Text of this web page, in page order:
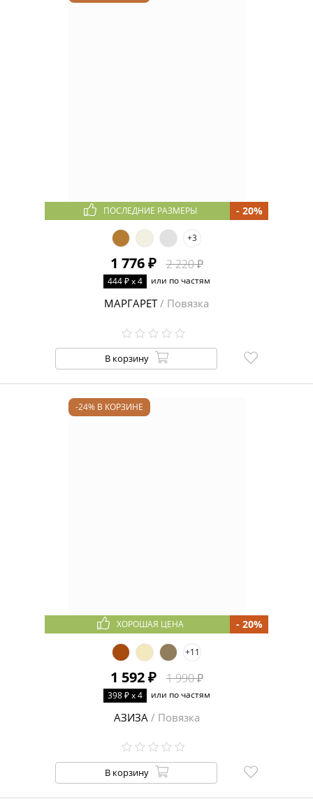
ПОСЛЕДНИЕ РАЗМЕРЫ
+3
1 776 ₽ 2 220 ₽
- 20%
444 ₽ x 4 или по частям
МАРГАРЕТ/ Повязка
В корзину
-24% В КОРЗИНЕ
ХОРОШАЯ ЦЕНА
+11
1 592 ₽ 1 990 ₽
- 20%
398 ₽ x 4 или по частям
АЗИЗА/ Повязка
В корзину